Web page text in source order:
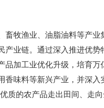
牧渔业、油脂油料等产业
产业链。通过深入推进优
品加工业优化升级，培育
香味料等新兴产业，并深入
质的农产品走出田间、走